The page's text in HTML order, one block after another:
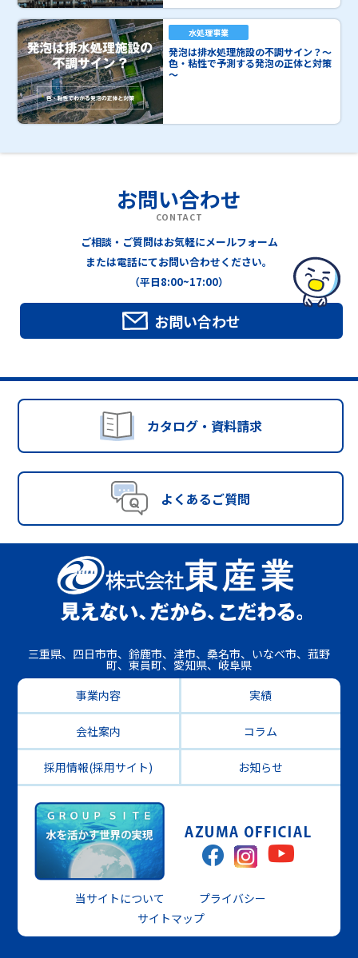
水処理事業
発泡は排水処理施設の不調サイン？～
色・粘性で予測する発泡の正体と対策
～
お問い合わせ
CONTACT
ご相談・ご質問はお気軽にメールフォーム
または電話にてお問い合わせください。
（平日8:00~17:00）
お問い合わせ
カタログ・資料請求
よくあるご質問
三重県、四日市市、鈴鹿市、津市、桑名市、いなべ市、菰野
町、東員町、愛知県、岐阜県
事業内容
実績
会社案内 コラム
採用情報(採用サイト) お知らせ
当サイトについて
プライバシー
サイトマップ